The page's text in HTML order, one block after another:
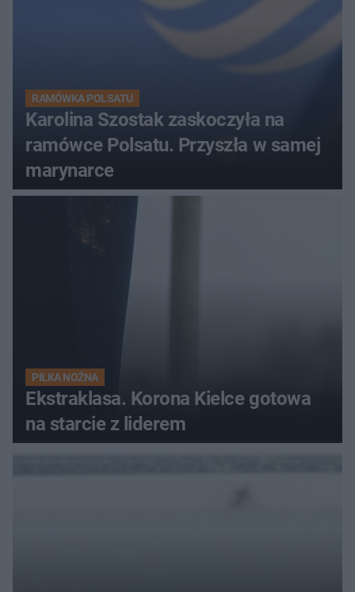
RAMÓWKA POLSATU
Karolina Szostak zaskoczyła na
ramówce Polsatu. Przyszła w samej
marynarce
PIŁKA NOŻNA
Ekstraklasa. Korona Kielce gotowa
na starcie z liderem